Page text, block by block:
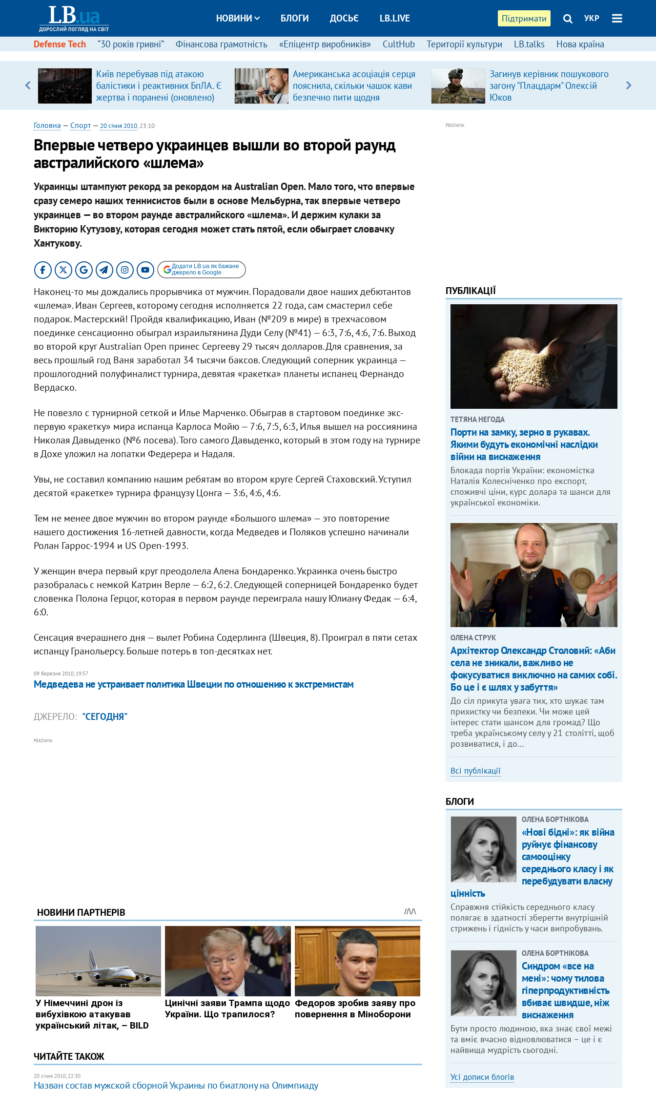
Підтримати УКР
НОВИНИ БЛОГИ ДОСЬЄ LB.LIVE
Defense Tech “30 років гривні” Фінансова грамотність «Епіцентр виробників» CultHub Території культури LB.talks Нова країна
Київ перебував під атакою
балістики і реактивних БпЛА. Є
жертва і поранені (оновлено)
Американська асоціація серця
пояснила, скільки чашок кави
безпечно пити щодня
Загинув керівник пошукового
загону "Плацдарм" Олексій
Юков
Головна — Спорт— 20 січня 2010, 23:10
Впервые четверо украинцев вышли во второй раунд
австралийского «шлема»
Украинцы штампуют рекорд за рекордом на Australian Open. Мало того, что впервые
сразу семеро наших теннисистов были в основе Мельбурна, так впервые четверо
украинцев — во втором раунде австралийского «шлема». И держим кулаки за
Викторию Кутузову, которая сегодня может стать пятой, если обыграет словачку
Хантукову.
Додати LB.ua як бажане
джерело в Google
Наконец-то мы дождались прорывчика от мужчин. Порадовали двое наших дебютантов
«шлема». Иван Сергеев, которому сегодня исполняется 22 года, сам смастерил себе
подарок. Мастерский! Пройдя квалификацию, Иван (№209 в мире) в трехчасовом
поединке сенсационно обыграл израильтянина Дуди Селу (№41) — 6:3, 7:6, 4:6, 7:6. Выход
во второй круг Australian Open принес Сергееву 29 тысяч долларов. Для сравнения, за
весь прошлый год Ваня заработал 34 тысячи баксов. Следующий соперник украинца —
прошлогодний полуфиналист турнира, девятая «ракетка» планеты испанец Фернандо
Вердаско.
Не повезло с турнирной сеткой и Илье Марченко. Обыграв в стартовом поединке экс-
первую «ракетку» мира испанца Карлоса Мойю — 7:6, 7:5, 6:3, Илья вышел на россиянина
Николая Давыденко (№6 посева). Того самого Давыденко, который в этом году на турнире
в Дохе уложил на лопатки Федерера и Надаля.
Увы, не составил компанию нашим ребятам во втором круге Сергей Стаховский. Уступил
десятой «ракетке» турнира французу Цонга — 3:6, 4:6, 4:6.
Тем не менее двое мужчин во втором раунде «Большого шлема» — это повторение
нашего достижения 16-летней давности, когда Медведев и Поляков успешно начинали
Ролан Гаррос-1994 и US Open-1993.
У женщин вчера первый круг преодолела Алена Бондаренко. Украинка очень быстро
разобралась с немкой Катрин Верле — 6:2, 6:2. Следующей соперницей Бондаренко будет
словенка Полона Герцог, которая в первом раунде переиграла нашу Юлиану Федак — 6:4,
6:0.
Сенсация вчерашнего дня — вылет Робина Содерлинга (Швеция, 8). Проиграл в пяти сетах
испанцу Гранольерсу. Больше потерь в топ-десятках нет.
09 березня 2010, 19:57
Медведева не устраивает политика Швеции по отношению к экстремистам
ДЖЕРЕЛО: "СЕГОДНЯ"
РЕКЛАМА
ЧИТАЙТЕ ТАКОЖ
20 січня 2010, 22:30
Назван состав мужской сборной Украины по биатлону на Олимпиаду
РЕКЛАМА
ПУБЛІКАЦІЇ
ТЕТЯНА НЕГОДА
Порти на замку, зерно в рукавах.
Якими будуть економічні наслідки
війни на виснаження
Блокада портів України: економістка
Наталія Колесніченко про експорт,
споживчі ціни, курс долара та шанси для
української економіки.
ОЛЕНА СТРУК
Архітектор Олександр Столовий: «Аби
села не зникали, важливо не
фокусуватися виключно на самих собі.
Бо це і є шлях у забуття»
До сіл прикута увага тих, хто шукає там
прихистку чи безпеки. Чи може цей
інтерес стати шансом для громад? Що
треба українському селу у 21 столітті, щоб
розвиватися, і до…
Всі публікації
БЛОГИ
ОЛЕНА БОРТНІКОВА
«Нові бідні»: як війна
руйнує фінансову
самооцінку
середнього класу і як
перебудувати власну
цінність
Справжня стійкість середнього класу
полягає в здатності зберегти внутрішній
стрижень і гідність у часи випробувань.
ОЛЕНА БОРТНІКОВА
Синдром «все на
мені»: чому тилова
гіперпродуктивність
вбиває швидше, ніж
виснаження
Бути просто людиною, яка знає свої межі
та вміє вчасно відновлюватися – це і є
найвища мудрість сьогодні.
Усі дописи блогів